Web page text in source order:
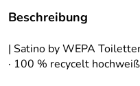
Beschreibung
| Satino by WEPA
· 100 % recycelt